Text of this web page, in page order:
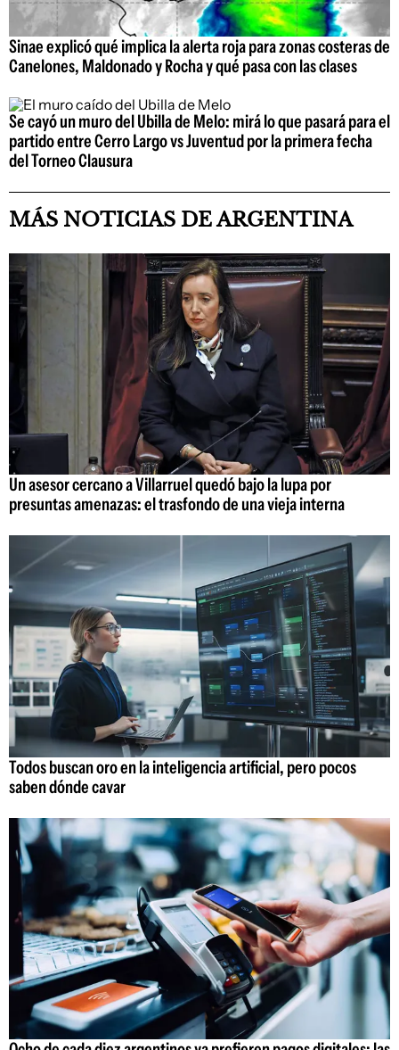
Sinae explicó qué implica la alerta roja para zonas costeras de
Canelones, Maldonado y Rocha y qué pasa con las clases
Se cayó un muro del Ubilla de Melo: mirá lo que pasará para el
partido entre Cerro Largo vs Juventud por la primera fecha
del Torneo Clausura
MÁS NOTICIAS DE ARGENTINA
Un asesor cercano a Villarruel quedó bajo la lupa por
presuntas amenazas: el trasfondo de una vieja interna
Todos buscan oro en la inteligencia artificial, pero pocos
saben dónde cavar